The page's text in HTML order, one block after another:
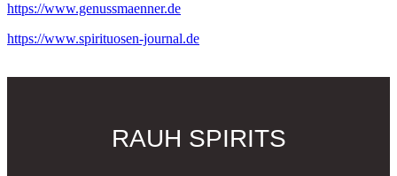
https://www.genussmaenner.de
https://www.spirituosen-journal.de
RAUH SPIRITS